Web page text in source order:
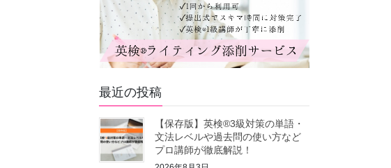
最近の投稿
【保存版】英検®3級対策の単語・
文法レベルや過去問の使い方など
プロ講師が徹底解説！